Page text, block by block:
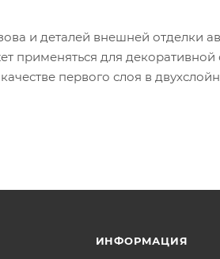
и деталей внешней отделки
применяться для декоративной
первого слоя в
ИНФОРМАЦИЯ